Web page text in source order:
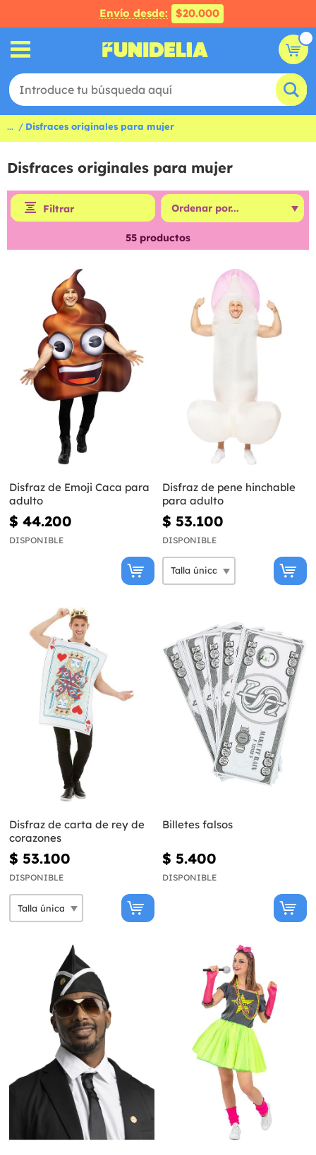
Envío desde: $20.000
... Disfraces originales para mujer
Disfraces originales para mujer
Filtrar
55 productos
Disfraz de Emoji Caca para
adulto
$ 44.200
DISPONIBLE
Disfraz de pene hinchable
para adulto
$ 53.100
DISPONIBLE
Disfraz de carta de rey de
corazones
$ 53.100
DISPONIBLE
Billetes falsos
$ 5.400
DISPONIBLE